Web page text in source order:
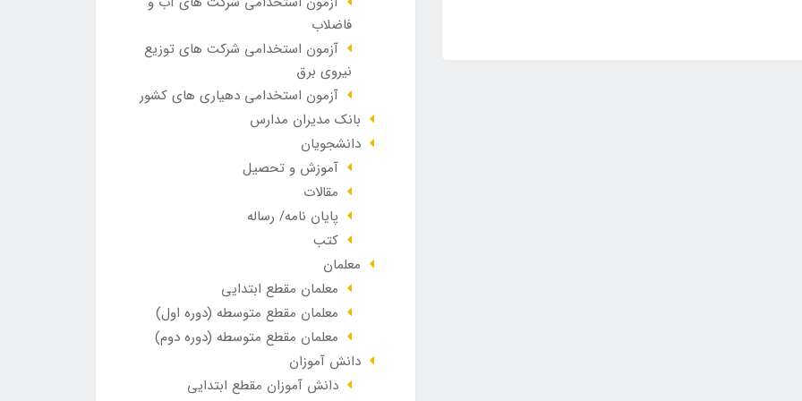
فاضلاب
آزمون استخدامی شرکت های توزیع
نیروی برق
آزمون استخدامی دهیاری های کشور
بانک مدیران مدارس
دانشجویان
آموزش و تحصیل
مقالات
پایان نامه/ رساله
کتب
معلمان
معلمان مقطع ابتدایی
معلمان مقطع متوسطه (دوره اول)
معلمان مقطع متوسطه (دوره دوم)
دانش آموزان
دانش آموزان مقطع ابتدایی